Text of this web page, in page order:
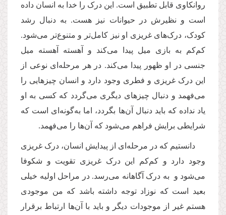
روانکاوی قابل تطبیق است. این درک را خدا به انسان داده
است و نظیرش در حیوانات نیز هست. به دنبال رشد
کودک، درک‌های غریزی او نیز کامل‌تر و متنوع‌تر می‌شود.
کم‌کم به بازی میل پیدا می‌کند و آهسته آهسته میل
جنسی در او ظهور پیدا می‌کند. در هر مرحله‌ای نوعی از
این درک غریزی و فطری وجود دارد و انسان چیزهایی را
می‌فهمد و دنبال چیزهای دیگری می‌گردد که کسی به او
یاد نداده که باید دنبال آن‌ها بگردد، اما به‌گونه‌ای است که
شرایطی برایش فراهم می‌شود که آن‌ها را می‌فهمد.
دانستیم که در مرحله‌ای از پیدایش انسان، درک غریزی
وجود دارد و کم‌کم این درک غریزی تقویت و شکوفا
می‌شود و به درک آگاهانه می‌رسد. در مراحل اولیه خیلی
بعید است که نوزاد توجه داشته باشد که من موجودی
هستم غیر از موجودات دیگر و باید با آن‌ها ارتباط برقرار